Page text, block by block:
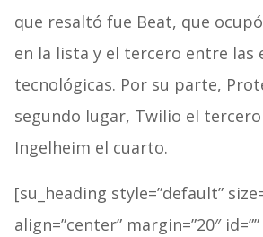
que resaltó fue Beat, que
en la lista y el tercero entre las
tecnológicas. Por su parte,
segundo lugar, Twilio el
Ingelheim el cuarto.
[su_heading style=”default”
align=”center” margin=”20″ id=””